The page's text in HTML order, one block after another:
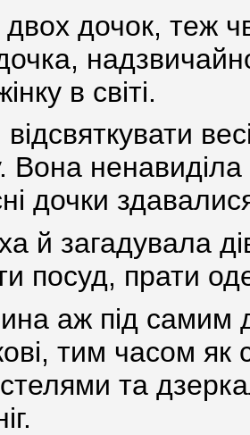
дочок, теж
в світі.
Вона
дочки
й загадувала
посуд, прати
аж під самим
тим часом як
та